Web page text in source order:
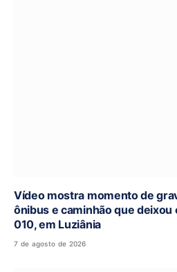
Vídeo mostra momento de
ônibus e caminhão que deixou
010, em Luziânia
7 de agosto de 2026